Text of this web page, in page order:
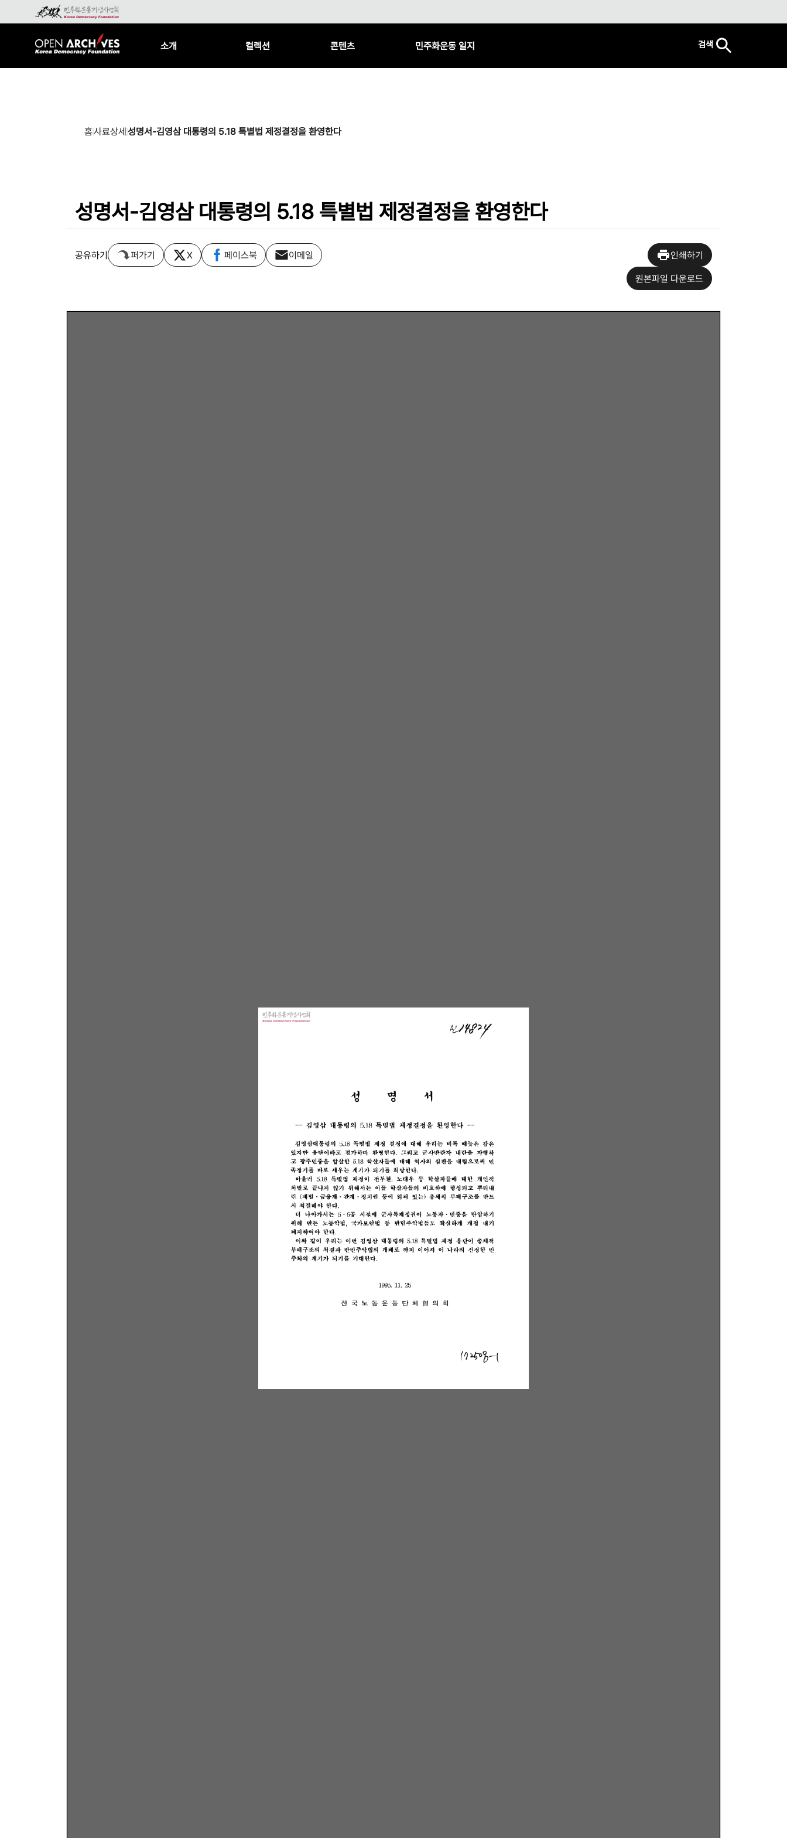
소개 컬렉션 콘텐츠 민주화운동 일지 검색
홈사료상세성명서-김영삼 대통령의 5.18 특별법 제정결정을 환영한다
성명서-김영삼 대통령의 5.18 특별법 제정결정을 환영한다
공유하기 퍼가기 X 페이스북 이메일 인쇄하기
원본파일 다운로드